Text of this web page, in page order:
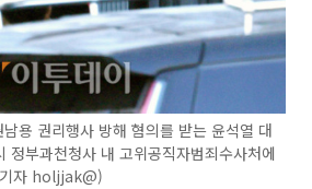
용 권리행사 방해 혐의를 받는 윤석열 대
정부과천청사 내 고위공직자범죄수사처에
자 holjjak@)